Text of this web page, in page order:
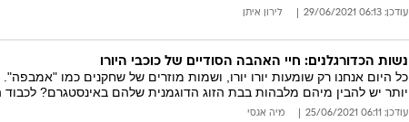
עודכן: 06:13 29/06/2021 לירון איתן
נשות הכדורגלנים: חיי האהבה הסודיים של כוכבי היורו
כל היום אנחנו רק שומעות יורו יורו, ושמות מוזרים של שחקנים כמו
יותר יש להבין מיהם מלבהות בבת הזוג הדוגמנית שלהם באינסטגרם? לכבוד
עודכן: 06:11 25/06/2021 מיה אגסי